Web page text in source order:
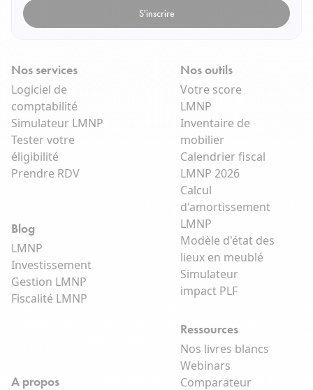
S'inscrire
Nos services
Logiciel de
comptabilité
Simulateur LMNP
Tester votre
éligibilité
Prendre RDV
Nos outils
Votre score
LMNP
Inventaire de
mobilier
Calendrier fiscal
LMNP 2026
Calcul
d'amortissement
LMNP
Modèle d'état des
lieux en meublé
Simulateur
impact PLF
Blog
LMNP
Investissement
Gestion LMNP
Fiscalité LMNP
Ressources
Nos livres blancs
Webinars
Comparateur
A propos